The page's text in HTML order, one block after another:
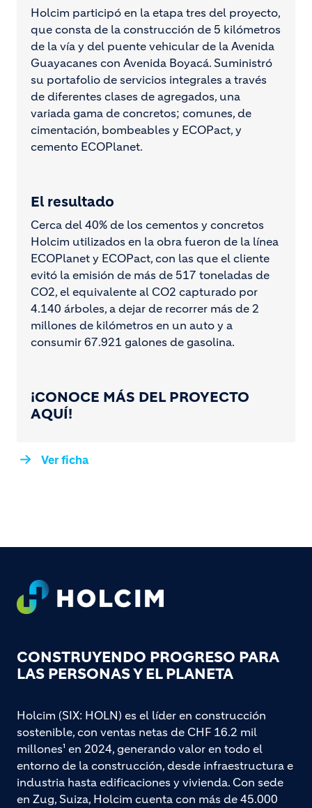
Holcim participó en la etapa tres del proyecto,
que consta de la construcción de 5 kilómetros
de la vía y del puente vehicular de la Avenida
Guayacanes con Avenida Boyacá. Suministró
su portafolio de servicios integrales a través
de diferentes clases de agregados, una
variada gama de concretos; comunes, de
cimentación, bombeables y ECOPact, y
cemento ECOPlanet.
El resultado
Cerca del 40% de los cementos y concretos
Holcim utilizados en la obra fueron de la línea
ECOPlanet y ECOPact, con las que el cliente
evitó la emisión de más de 517 toneladas de
CO2, el equivalente al CO2 capturado por
4.140 árboles, a dejar de recorrer más de 2
millones de kilómetros en un auto y a
consumir 67.921 galones de gasolina.
¡CONOCE MÁS DEL PROYECTO
AQUÍ!
Ver ficha
Footer
CONSTRUYENDO PROGRESO PARA
LAS PERSONAS Y EL PLANETA
Holcim (SIX: HOLN) es el líder en construcción
sostenible, con ventas netas de CHF 16.2 mil
millones¹ en 2024, generando valor en todo el
entorno de la construcción, desde infraestructura e
industria hasta edificaciones y vivienda. Con sede
en Zug, Suiza, Holcim cuenta con más de 45.000